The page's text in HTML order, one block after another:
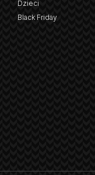
Dzieci
Black Friday